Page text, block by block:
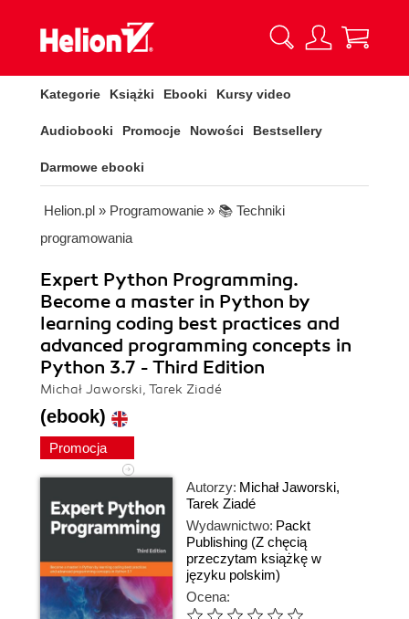
Kategorie Książki Ebooki Kursy video
Audiobooki Promocje Nowości Bestsellery
Darmowe ebooki
Helion.pl » Programowanie » 📚 Techniki
programowania
Expert Python Programming.
Become a master in Python by
learning coding best practices and
advanced programming concepts in
Python 3.7 - Third Edition
Michał Jaworski, Tarek Ziadé
(ebook)
Promocja
Autorzy: Michał Jaworski,
Tarek Ziadé
Wydawnictwo: Packt
Publishing (Z chęcią
przeczytam książkę w
języku polskim)
Ocena: